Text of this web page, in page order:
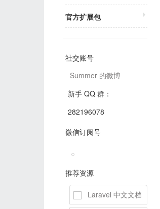
官方扩展包
社交账号
Summer 的微博
新手 QQ 群：
282196078
微信订阅号
推荐资源
Laravel 中文文档